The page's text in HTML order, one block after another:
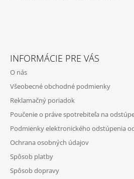
INFORMÁCIE PRE VÁS
O nás
Všeobecné obchodné podmienky
Reklamačný poriadok
Poučenie o práve spotrebiteľa na
Podmienky elektronického odstúpenia
Ochrana osobných údajov
Spôsob platby
Spôsob dopravy